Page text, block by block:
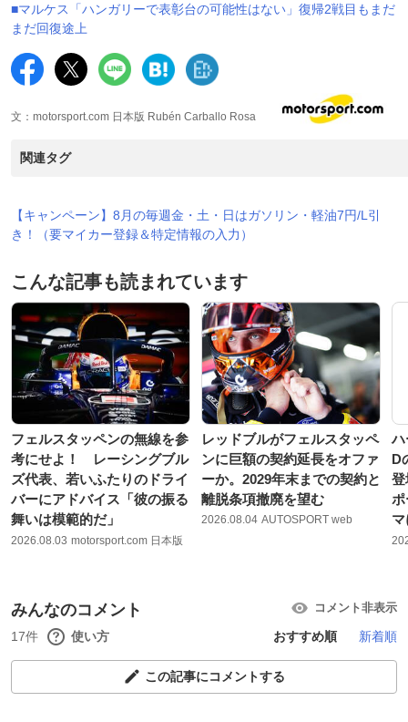
■マルケス「ハンガリーで表彰台の可能性はない」復帰2戦目もまだ
まだ回復途上
文：motorsport.com 日本版 Rubén Carballo Rosa
関連タグ
【キャンペーン】8月の毎週金・土・日はガソリン・軽油7円/L引
き！（要マイカー登録＆特定情報の入力）
こんな記事も読まれています
フェルスタッペンの無線を参
考にせよ！ レーシングブル
ズ代表、若いふたりのドライ
バーにアドバイス「彼の振る
舞いは模範的だ」
2026.08.03 motorsport.com 日本版
レッドブルがフェルスタッペ
ンに巨額の契約延長をオファ
ーか。2029年末までの契約と
離脱条項撤廃を望む
2026.08.04 AUTOSPORT web
ハ
D
登
ポ
みんなのコメント コメント非表示
17件 使い方 おすすめ順 新着順
この記事にコメントする